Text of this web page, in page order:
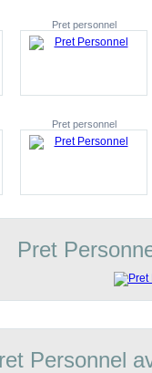
Pret personnel
Pret personnel
Pret
Personnel